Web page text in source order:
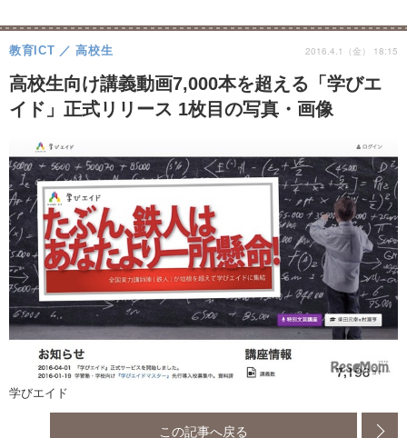
高校生向け講義動画7,000本を超える「学びエ
イド」正式リリース 1枚目の写真・画像
教育ICT 高校生 2016.4.1（金） 18:15
学びエイド
この記事へ戻る